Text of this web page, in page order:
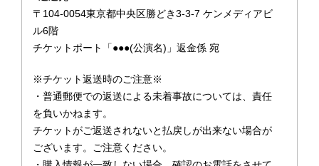
〒104-0054東京都中央区勝どき3-3-7 ケンメディアビ
ル6階
チケットポート「●●●(公演名)」返金係 宛
※チケット返送時のご注意※
・普通郵便での返送による未着事故については、責任
を負いかねます。
チケットがご返送されないと払戻しが出来ない場合が
ございます。ご注意ください。